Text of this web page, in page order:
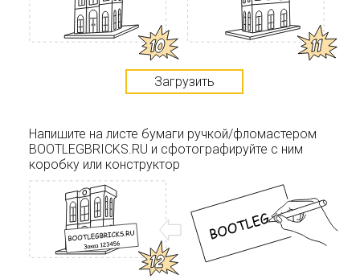
Загрузить
Напишите на листе бумаги ручкой/фломастером
BOOTLEGBRICKS.RU и сфотографируйте с ним
коробку или конструктор